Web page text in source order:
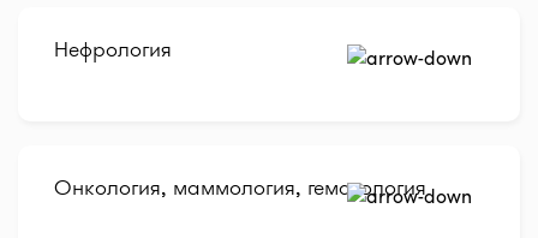
Нефрология
Онкология, маммология, гематология